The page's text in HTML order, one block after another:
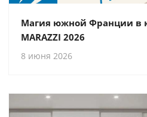
Магия южной Франции в
MARAZZI 2026
8 июня 2026